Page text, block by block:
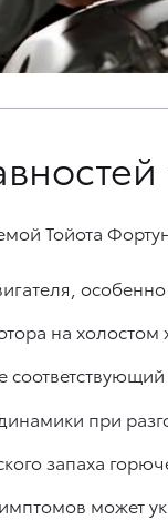
Тойота
на
при
запаха
может